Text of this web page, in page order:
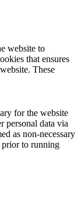
website to
that ensures
These
for the website
personal data via
as non-necessary
prior to running